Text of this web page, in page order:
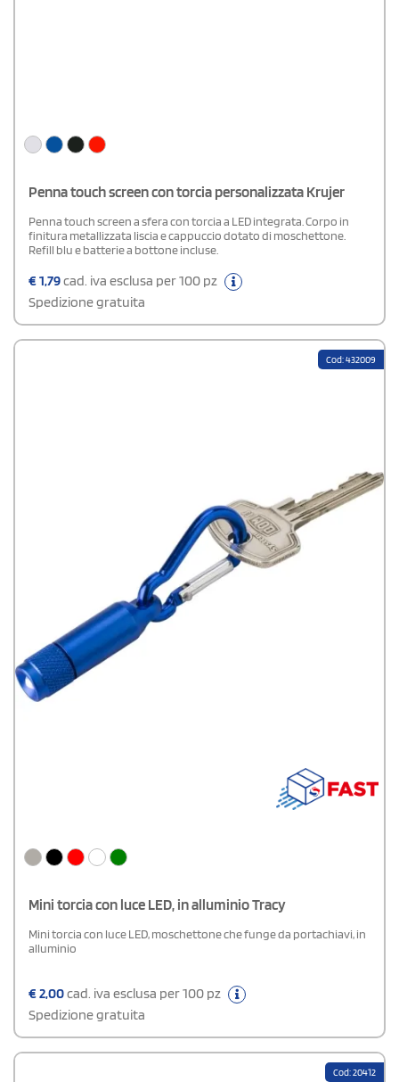
Penna touch screen con torcia personalizzata Krujer
Penna touch screen a sfera con torcia a LED integrata. Corpo in
finitura metallizzata liscia e cappuccio dotato di moschettone.
Refill blu e batterie a bottone incluse.
€1,79cad. iva esclusa per 100 pz
Spedizione gratuita
Cod: 432009
Mini torcia con luce LED, in alluminio Tracy
Mini torcia con luce LED, moschettone che funge da portachiavi, in
alluminio
€2,00cad. iva esclusa per 100 pz
Spedizione gratuita
Cod: 20412